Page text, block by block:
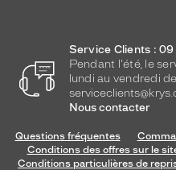
Service Clients :
Pendant l'été, le
lundi au vendredi
Nous contacter
Questions fréquentes
Conditions des offres sur le
Conditions particulières de